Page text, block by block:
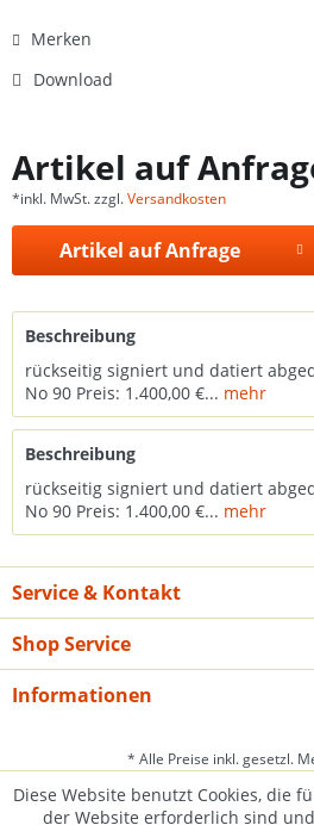
Merken
Download
Artikel auf
*inkl. MwSt. zzgl.Versandkosten
Artikel auf Anfrage
Beschreibung
rückseitig signiert und datiert
No 90 Preis: 1.400,00 €... mehr
Beschreibung
rückseitig signiert und datiert
No 90 Preis: 1.400,00 €... mehr
Service & Kontakt
Shop Service
Informationen
* Alle Preise inkl. gesetzl.
Diese Website benutzt Cookies, die
der Website erforderlich sind